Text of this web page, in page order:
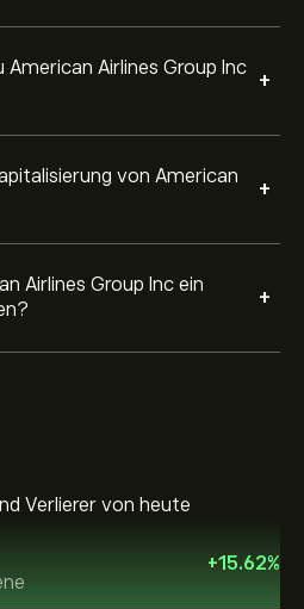
American Airlines Group Inc
+
von American
+
Airlines Group Inc ein
+
Verlierer von heute
+15.62%